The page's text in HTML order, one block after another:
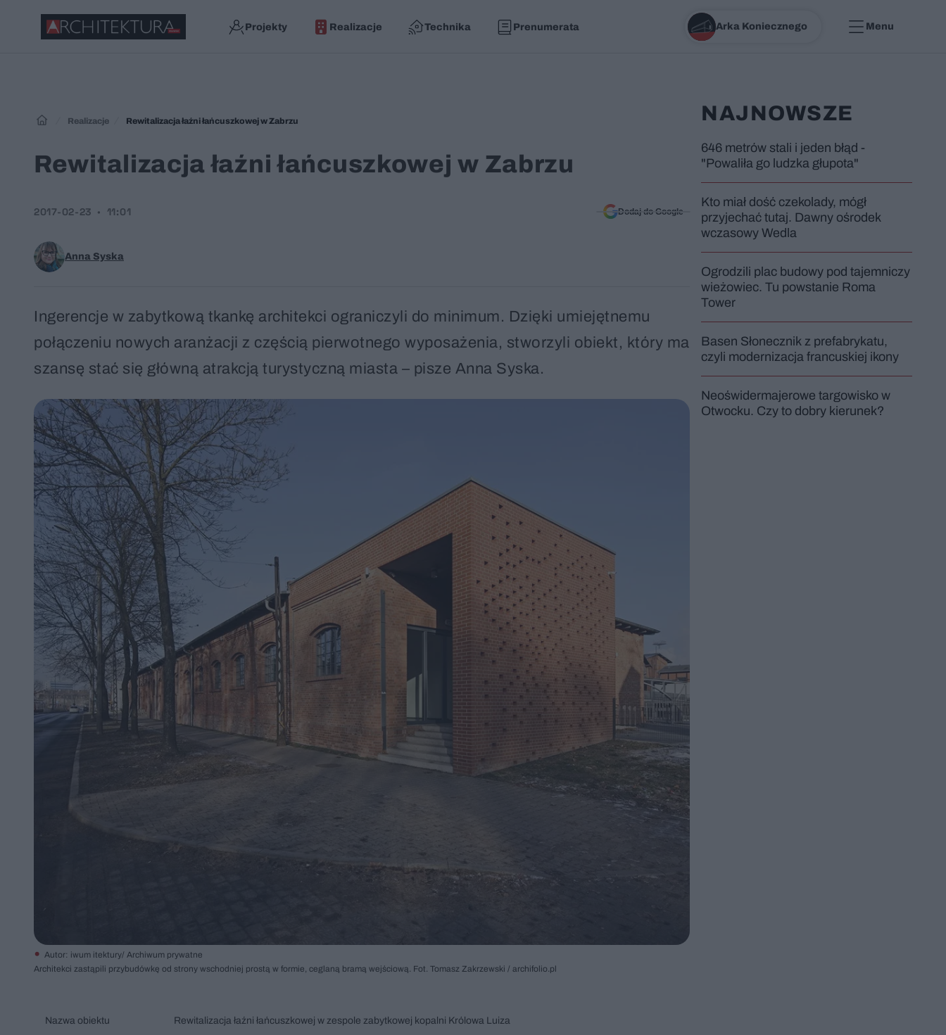
Projekty Realizacje Technika Prenumerata Arka Koniecznego Menu
Realizacje Rewitalizacja łaźni łańcuszkowej w Zabrzu
Rewitalizacja łaźni łańcuszkowej w Zabrzu
Anna Syska
2017-02-23 11:01 Dodaj do Google
Ingerencje w zabytkową tkankę architekci ograniczyli do minimum. Dzięki umiejętnemu
połączeniu nowych aranżacji z częścią pierwotnego wyposażenia, stworzyli obiekt, który ma
szansę stać się główną atrakcją turystyczną miasta – pisze Anna Syska.
Autor: iwum itektury/ Archiwum prywatne
Architekci zastąpili przybudówkę od strony wschodniej prostą w formie, ceglaną bramą wejściową. Fot. Tomasz Zakrzewski / archifolio.pl
Nazwa obiektu Rewitalizacja łaźni łańcuszkowej w zespole zabytkowej kopalni Królowa Luiza
NAJNOWSZE
646 metrów stali i jeden błąd -
"Powaliła go ludzka głupota"
Kto miał dość czekolady, mógł
przyjechać tutaj. Dawny ośrodek
wczasowy Wedla
Ogrodzili plac budowy pod tajemniczy
wieżowiec. Tu powstanie Roma
Tower
Basen Słonecznik z prefabrykatu,
czyli modernizacja francuskiej ikony
Neoświdermajerowe targowisko w
Otwocku. Czy to dobry kierunek?